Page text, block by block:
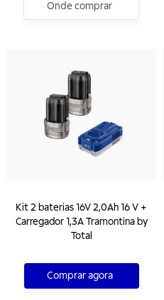
Onde comprar
Kit 2 baterias 16V 2,0Ah 16 V +
Carregador 1,3A Tramontina by
Total
Comprar agora